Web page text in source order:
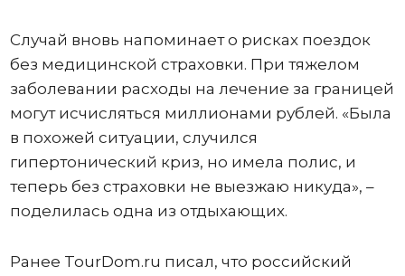
Случай вновь напоминает о рисках поездок
без медицинской страховки. При тяжелом
заболевании расходы на лечение за границей
могут исчисляться миллионами рублей. «Была
в похожей ситуации, случился
гипертонический криз, но имела полис, и
теперь без страховки не выезжаю никуда», –
поделилась одна из отдыхающих.
Ранее TourDom.ru писал, что российский